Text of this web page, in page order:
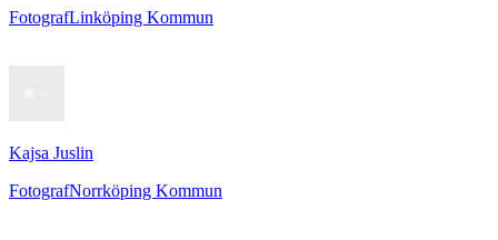
FotografLinköping Kommun
Kajsa Juslin
FotografNorrköping Kommun